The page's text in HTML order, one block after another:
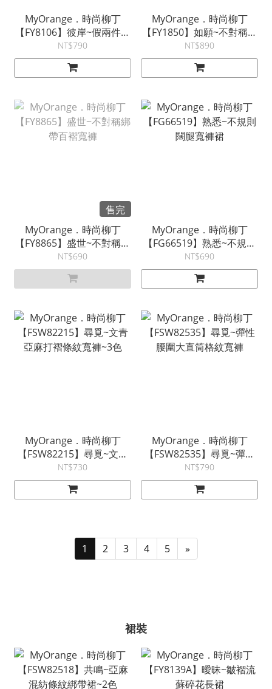
MyOrange．時尚柳丁
【FY8106】彼岸~假兩件多
層次拼接網紗寬褲~3色
NT$790
MyOrange．時尚柳丁
【FY1850】如願~不對稱拼
接條紋格紋牛仔寬褲
NT$890
售完
MyOrange．時尚柳丁
【FY8865】盛世~不對稱綁
帶百褶寬褲
NT$690
MyOrange．時尚柳丁
【FG66519】熟悉~不規則
闊腿寬褲裙
NT$690
MyOrange．時尚柳丁
【FSW82215】尋覓~文青
亞麻打褶條紋寬褲~3色
NT$730
MyOrange．時尚柳丁
【FSW82535】尋覓~彈性
腰圍大直筒格紋寬褲
NT$790
1 2 3 4 5 »
裙裝